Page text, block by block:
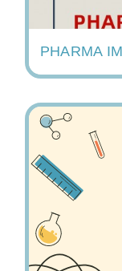
PHARMA